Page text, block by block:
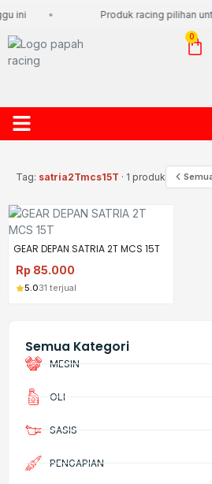
ini Produk racing pilihan
0
Semua Kategori
MESIN
OLI
SASIS
PENGAPIAN
Tag: satria2Tmcs15T · 1 produk
GEAR DEPAN SATRIA 2T MCS 15T
Rp 85.000
5.031 terjual